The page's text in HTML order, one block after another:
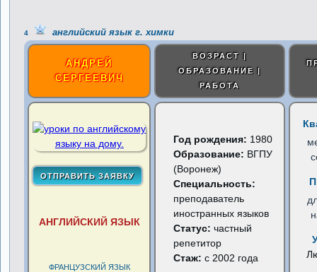
4 английский язык г. химки
АНДРЕЙ
СЕРГЕЕВИЧ
ВОЗРАСТ |
ОБРАЗОВАНИЕ |
РАБОТА
АНГЛИЙСКИЙ ЯЗЫК
ФРАНЦУЗСКИЙ ЯЗЫК
Год рождения: 1980
Образование: ВГПУ
(Воронеж)
Специальность:
преподаватель
иностранных языков
Статус:частный
репетитор
Стаж: с 2002 года